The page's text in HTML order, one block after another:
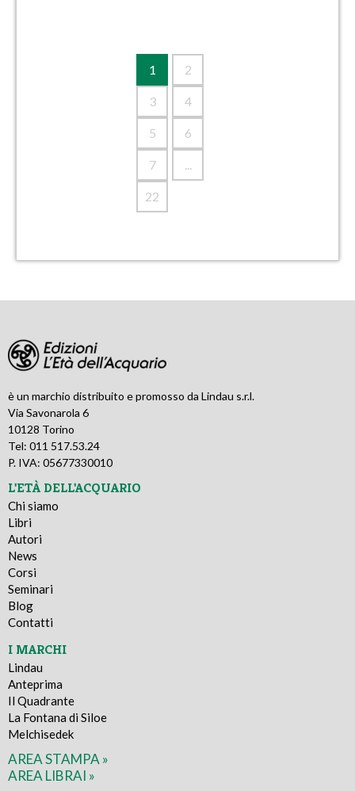
1 2
3 4
5 6
7
22
è un marchio distribuito e promosso da Lindau s.r.l.
Via Savonarola 6
10128 Torino
Tel: 011 517.53.24
P. IVA: 05677330010
L'ETÀ DELL'ACQUARIO
Chi siamo
Libri
Autori
News
Corsi
Seminari
Blog
Contatti
I MARCHI
Lindau
Anteprima
Il Quadrante
La Fontana di Siloe
Melchisedek
AREA STAMPA »
AREA LIBRAI »